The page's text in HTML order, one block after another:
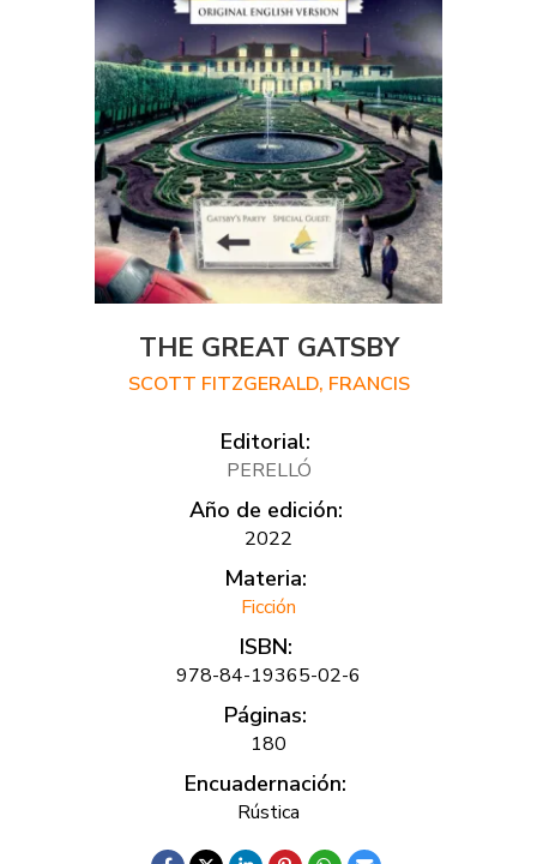
THE GREAT GATSBY
SCOTT FITZGERALD, FRANCIS
Editorial:
PERELLÓ
Año de edición:
2022
Materia:
Ficción
ISBN:
978-84-19365-02-6
Páginas:
180
Encuadernación:
Rústica